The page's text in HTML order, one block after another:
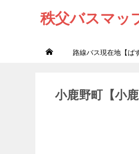
秩父バスマッ
路線バス現在地【ば
小鹿野町【小